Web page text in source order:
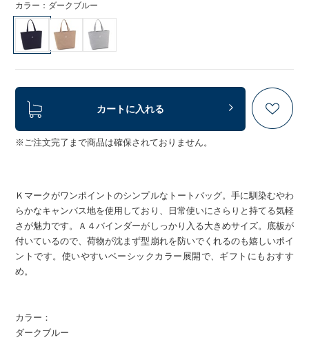
カラー：ダークブルー
カートに入れる
※ご注文完了まで商品は確保されておりません。
Ｋマークがワンポイントのシンプルなトートバッグ。手に馴染むやわ
らかなキャンバス地を使用しており、日常使いにさらりと持てる気軽
さが魅力です。Ａ４バインダーがしっかり入る大きめサイズ。底板が
付いているので、荷物が沈まず型崩れを防いでくれるのも嬉しいポイ
ントです。使いやすいベーシックカラー展開で、ギフトにもおすす
め。
カラー：
ダークブルー